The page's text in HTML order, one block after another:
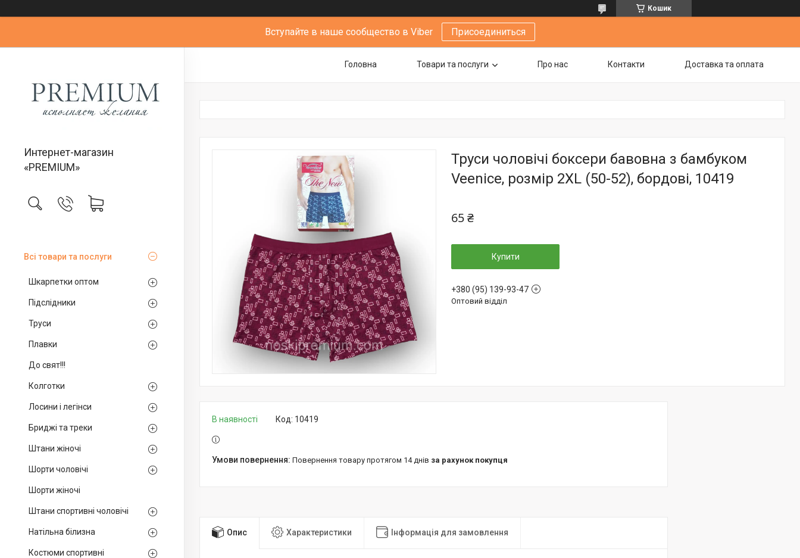
Кошик
Вступайте в наше сообщество в Viber Присоединиться
Интернет-магазин
«PREMIUM»
Всі товари та послуги
Шкарпетки оптом
Підслідники
Труси
Плавки
До свят!!!
Колготки
Лосини і легінси
Бриджі та треки
Штани жіночі
Шорти чоловічі
Шорти жіночі
Штани спортивні чоловічі
Натільна білизна
Костюми спортивні
Головна Товари та послуги Про нас Контакти Доставка та оплата
Труси чоловічі боксери бавовна з бамбуком
Veenice, розмір 2XL (50-52), бордові, 10419
65 ₴
Купити
+380 (95) 139-93-47
Оптовий відділ
В наявності Код: 10419
повернення товару протягом 14 днів за рахунок покупця
Опис Характеристики Інформація для замовлення